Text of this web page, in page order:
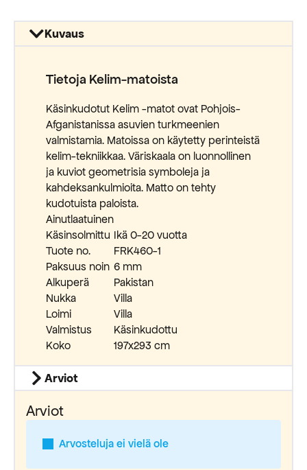
Kuvaus
Tietoja Kelim-matoista
Käsinkudotut Kelim -matot ovat Pohjois-
Afganistanissa asuvien turkmeenien
valmistamia. Matoissa on käytetty perinteistä
kelim-tekniikkaa. Väriskaala on luonnollinen
ja kuviot geometrisia symboleja ja
kahdeksankulmioita. Matto on tehty
kudotuista paloista.
Ainutlaatuinen
Käsinsolmittu Ikä 0-20 vuotta
Tuote no.
FRK460-1
Paksuus noin 6 mm
Alkuperä
Pakistan
Nukka
Villa
Loimi
Villa
Valmistus
Käsinkudottu
Koko
197x293 cm
Arviot
Arviot
Arvosteluja ei vielä ole